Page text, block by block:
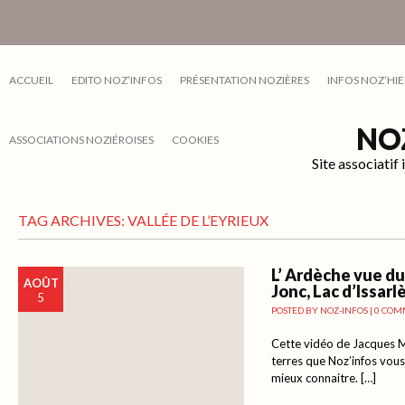
ACCUEIL EDITO NOZ’INFOS PRÉSENTATION NOZIÈRES INFOS
ASSOCIATIONS NOZIÉROISES COOKIES
Site associatif
TAG ARCHIVES: VALLÉE DE L’EYRIEUX
AOÛT
5
L’ Ardèche vue
Jonc, Lac
POSTED BY NOZ-INFOS | 0
Cette vidéo de Jacques
terres que Noz’infos
mieux connaitre. […]